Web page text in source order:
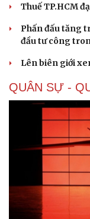
Thuế TP.HCM
Phấn đấu tăng
đầu tư công
Lên biên giới
QUÂN SỰ -